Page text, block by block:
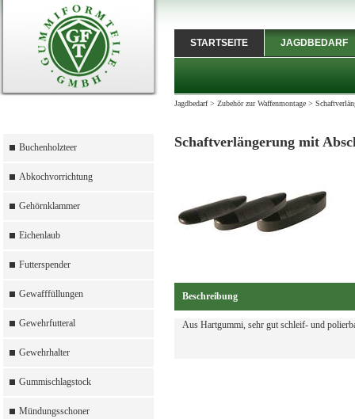
Buchenholzteer
Abkochvorrichtung
Gehörnklammer
Eichenlaub
Futterspender
Gewafffüllungen
Gewehrfutteral
Gewehrhalter
Gummischlagstock
Mündungsschoner
STARTSEITE JAGDBEDARF
Jagdbedarf> Zubehör zur Waffenmontage >
Schaftverlängerung mit
Beschreibung
Aus Hartgummi, sehr gut schleif- und